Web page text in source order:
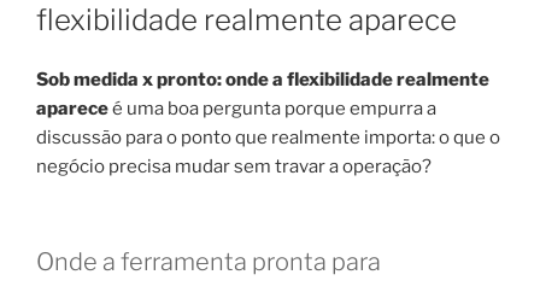
flexibilidade realmente aparece
Sob medida x pronto: onde a flexibilidade realmente
apareceé uma boa pergunta porque empurra a
discussão para o ponto que realmente importa: o que o
negócio precisa mudar sem travar a operação?
Onde a ferramenta pronta para